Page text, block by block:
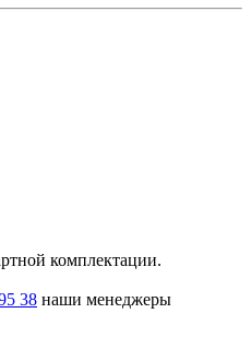
комплектации.
38 наши менеджеры